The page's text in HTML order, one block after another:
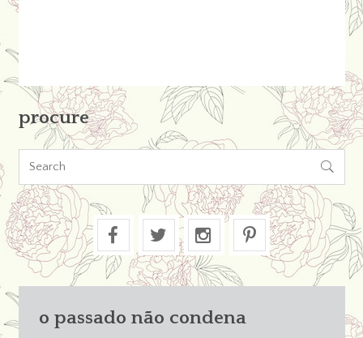
procure

o passado não condena